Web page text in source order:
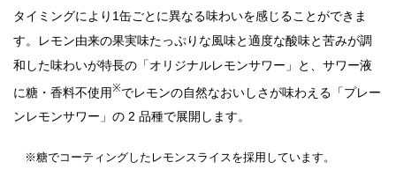
タイミングにより1缶ごとに異なる味わいを感じることができま
す。レモン由来の果実味たっぷりな風味と適度な酸味と苦みが調
和した味わいが特長の「オリジナルレモンサワー」と、サワー液
に糖・香料不使用※でレモンの自然なおいしさが味わえる「プレー
ンレモンサワー」の 2 品種で展開します。
※糖でコーティングしたレモンスライスを採用しています。